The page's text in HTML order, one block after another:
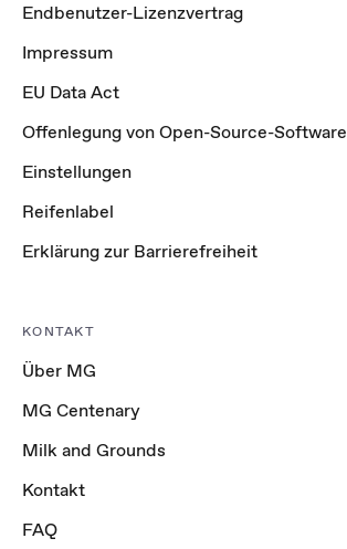
Endbenutzer-Lizenzvertrag
Impressum
EU Data Act
Offenlegung von Open-Source-Software
Einstellungen
Reifenlabel
Erklärung zur Barrierefreiheit
KONTAKT
Über MG
MG Centenary
Milk and Grounds
Kontakt
FAQ